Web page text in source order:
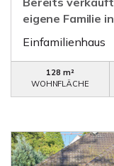
eigene Familie
Einfamilienhaus
128 m²
WOHNFLÄCHE